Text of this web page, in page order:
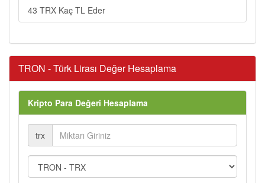
43 TRX Kaç TL Eder
TRON - Türk Lirası Değer Hesaplama
Kripto Para Değeri Hesaplama
trx